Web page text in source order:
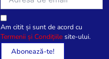
Am citit și sunt de acord cu
Termenii și Condițiile site-ului.